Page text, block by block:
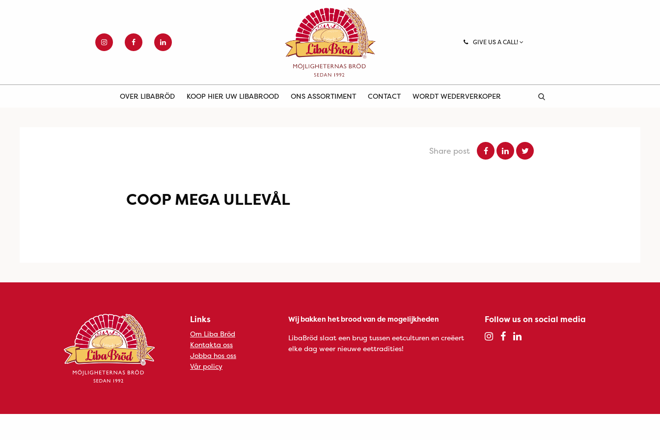
GIVE US A CALL!
OVER LIBABRÖD KOOP HIER UW LIBABROOD ONS ASSORTIMENT CONTACT WORDT WEDERVERKOPER
Share post
COOP MEGA ULLEVÅL
Links
Om Liba Bröd
Kontakta oss
Jobba hos oss
Vår policy
Wij bakken het brood van de mogelijkheden
LibaBröd slaat een brug tussen eetculturen en creëert
elke dag weer nieuwe eettradities!
Follow us on social media